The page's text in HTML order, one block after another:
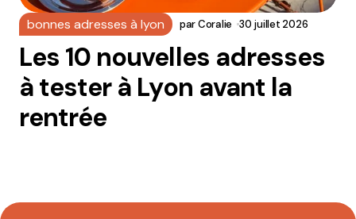
bonnes adresses à lyon parCoralie 30 juillet 2026
Les 10 nouvelles adresses
à tester à Lyon avant la
rentrée